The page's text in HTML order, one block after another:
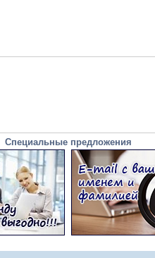
Специальные предложения